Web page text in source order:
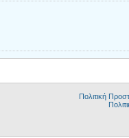
Πολιτική